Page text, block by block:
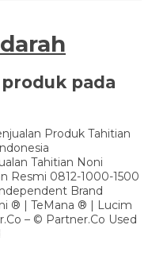
pada
Produk Tahitian
Tahitian Noni
Resmi 0812-1000-1500
Brand
® | TeMana ® | Lucim
– © Partner.Co Used